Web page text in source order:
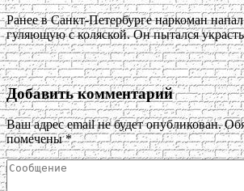
Ранее в Санкт-Петербурге наркоман
гуляющую с коляской. Он пытался
Добавить комментарий
Ваш адрес email не будет опубликован.
помечены*